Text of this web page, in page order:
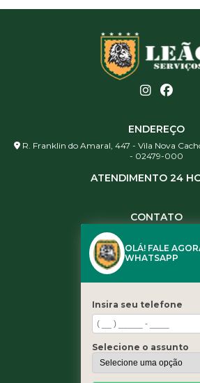
ENDEREÇO
R. Franklin do Amaral, 447 - Vila Nova
- 02479-000
ATENDIMENTO 24
CONTATO
(11) 3461-5871
Home
Quem somos
Serviços
OLÁ! FALE
WHATSAPP
Insira seu telefone
Selecione o assunto